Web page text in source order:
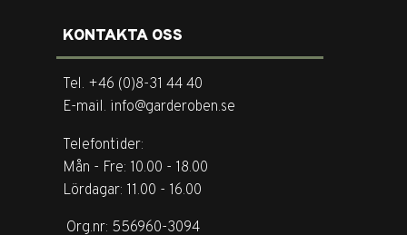
KONTAKTA OSS
Tel. +46 (0)8-31 44 40
E-mail. info@garderoben.se
Telefontider:
Mån - Fre: 10.00 - 18.00
Lördagar: 11.00 - 16.00
Org.nr: 556960-3094